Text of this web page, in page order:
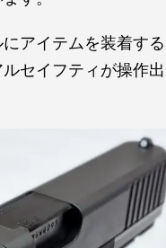
アイテムを装着する
セイフティが操作出